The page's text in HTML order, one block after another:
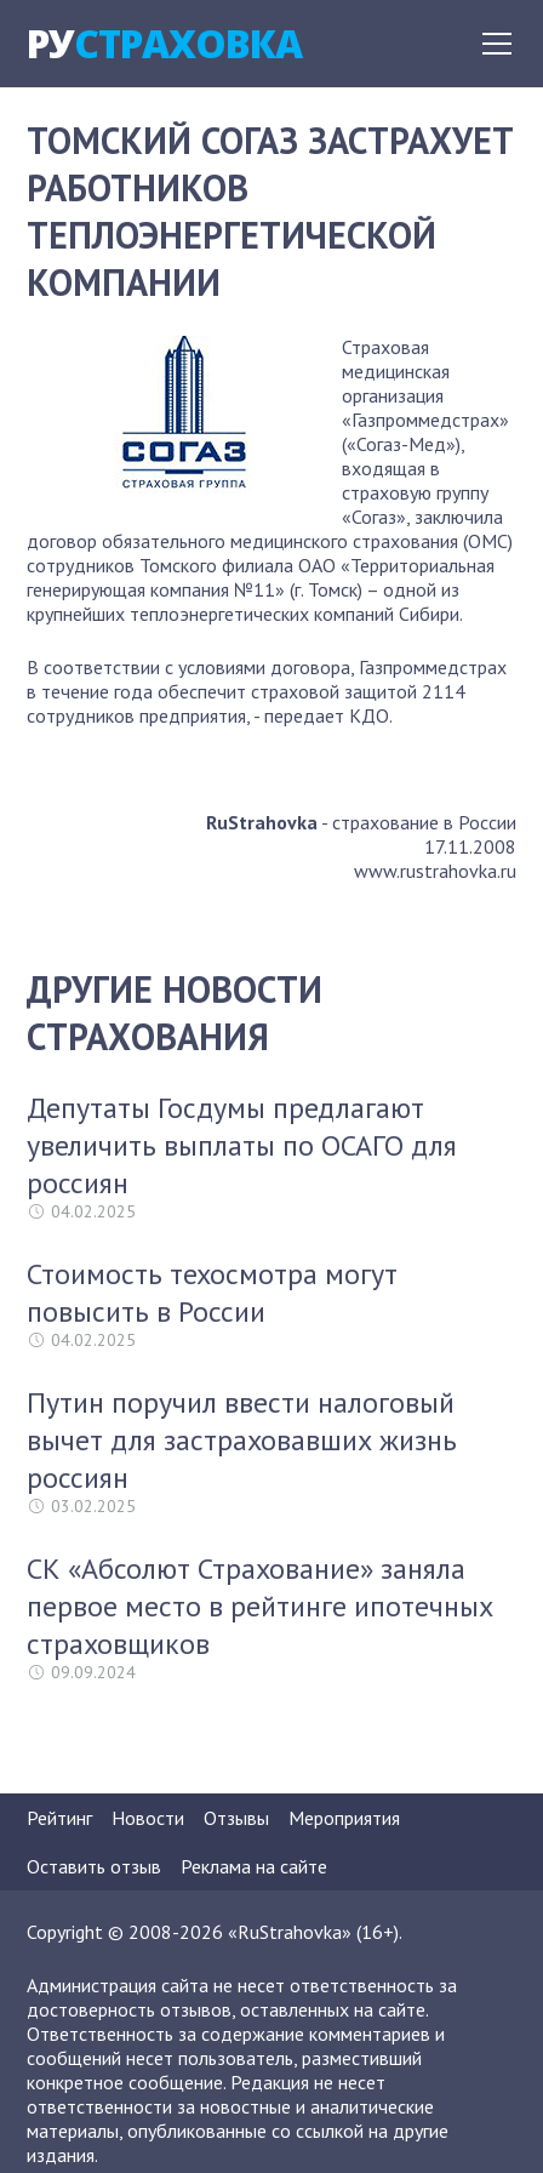
РУСТРАХОВКА
ТОМСКИЙ СОГАЗ ЗАСТРАХУЕТ
РАБОТНИКОВ
ТЕПЛОЭНЕРГЕТИЧЕСКОЙ
КОМПАНИИ
Страховая
медицинская
организация
«Газпроммедстрах»
(«Согаз-Мед»),
входящая в
страховую группу
«Согаз», заключила
договор обязательного медицинского страхования (ОМС)
сотрудников Томского филиала ОАО «Территориальная
генерирующая компания №11» (г. Томск) – одной из
крупнейших теплоэнергетических компаний Сибири.
В соответствии с условиями договора, Газпроммедстрах
в течение года обеспечит страховой защитой 2114
сотрудников предприятия, - передает КДО.
RuStrahovka- страхование в России
17.11.2008
www.rustrahovka.ru
ДРУГИЕ НОВОСТИ
СТРАХОВАНИЯ
Депутаты Госдумы предлагают
увеличить выплаты по ОСАГО для
россиян
04.02.2025
Стоимость техосмотра могут
повысить в России
04.02.2025
Путин поручил ввести налоговый
вычет для застраховавших жизнь
россиян
03.02.2025
СК «Абсолют Страхование» заняла
первое место в рейтинге ипотечных
страховщиков
09.09.2024
Рейтинг Новости Отзывы
Мероприятия
Оставить отзыв
Реклама на сайте
Copyright © 2008-2026 «RuStrahovka» (16+).
Администрация сайта не несет ответственность за
достоверность отзывов, оставленных на сайте.
Ответственность за содержание комментариев и
сообщений несет пользователь, разместивший
конкретное сообщение. Редакция не несет
ответственности за новостные и аналитические
материалы, опубликованные со ссылкой на другие
издания.